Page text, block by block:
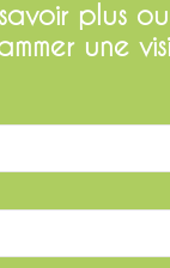
plus
une